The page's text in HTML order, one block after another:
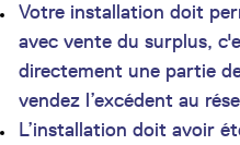
Votre installation doit
avec vente du surplus,
directement une partie
vendez l’excédent au
L’installation doit avoir